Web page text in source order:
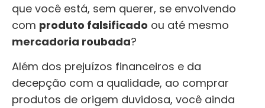
que você está, sem querer, se envolvendo
com produto falsificado ou até mesmo
mercadoria roubada?
Além dos prejuízos financeiros e da
decepção com a qualidade, ao comprar
produtos de origem duvidosa, você ainda